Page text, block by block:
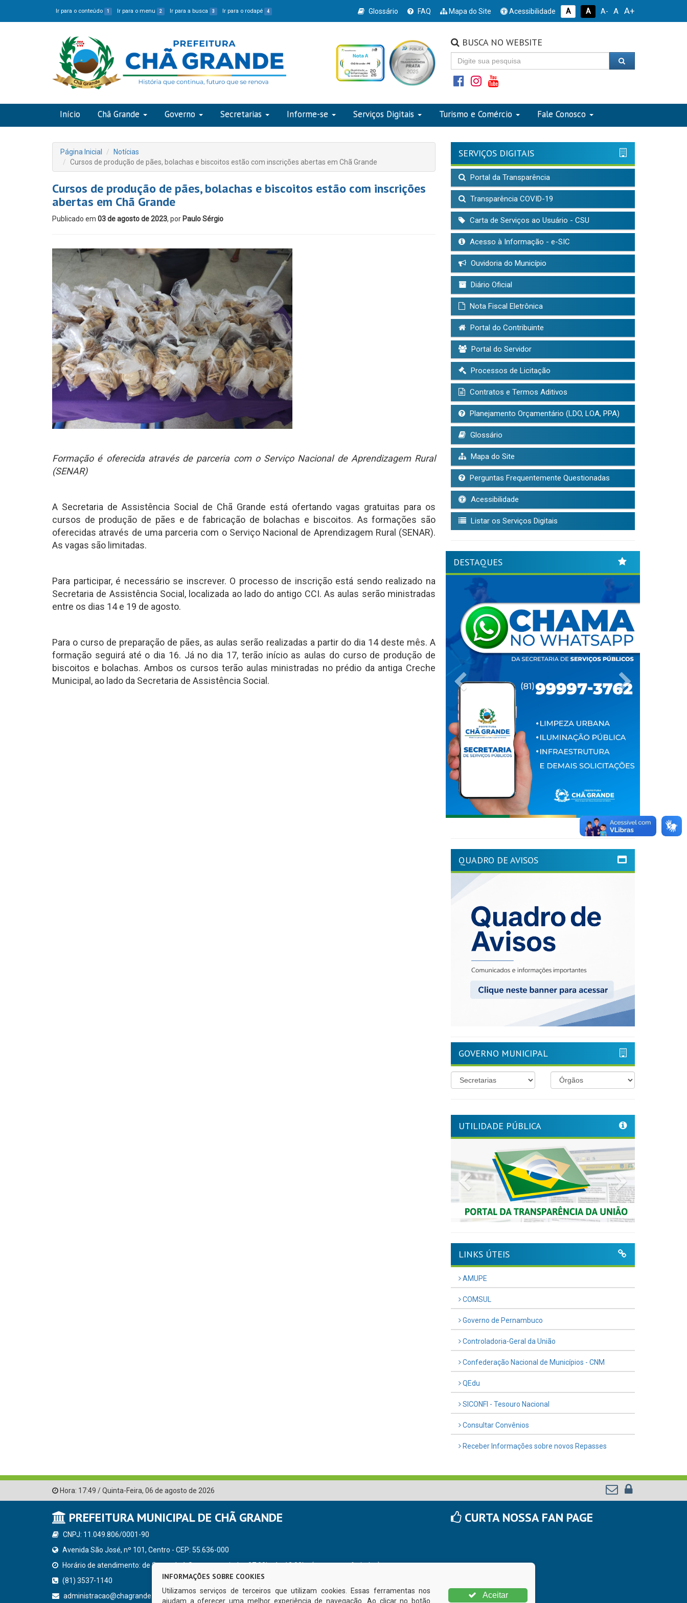
Ir para o conteúdo 1 Ir para o menu 2 Ir para a busca 3 Ir para o rodapé 4 Glossário FAQ Mapa do Site Acessibilidade A A A- A A+
BUSCA NO WEBSITE
Início Chã Grande Governo Secretarias Informe-se Serviços Digitais Turismo e Comércio Fale Conosco
Página Inicial
Notícias
Cursos de produção de pães, bolachas e biscoitos estão com inscrições abertas em Chã Grande
Cursos de produção de pães, bolachas e biscoitos estão com inscrições
abertas em Chã Grande
Publicado em 03 de agosto de 2023, por Paulo Sérgio
Formação é oferecida através de parceria com o Serviço Nacional de Aprendizagem Rural
(SENAR)
A Secretaria de Assistência Social de Chã Grande está ofertando vagas gratuitas para os
cursos de produção de pães e de fabricação de bolachas e biscoitos. As formações são
oferecidas através de uma parceria com o Serviço Nacional de Aprendizagem Rural (SENAR).
As vagas são limitadas.
Para participar, é necessário se inscrever. O processo de inscrição está sendo realizado na
Secretaria de Assistência Social, localizada ao lado do antigo CCI. As aulas serão ministradas
entre os dias 14 e 19 de agosto.
Para o curso de preparação de pães, as aulas serão realizadas a partir do dia 14 deste mês. A
formação seguirá até o dia 16. Já no dia 17, terão início as aulas do curso de produção de
biscoitos e bolachas. Ambos os cursos terão aulas ministradas no prédio da antiga Creche
Municipal, ao lado da Secretaria de Assistência Social.
SERVIÇOS DIGITAIS
Portal da Transparência
Transparência COVID-19
Carta de Serviços ao Usuário - CSU
Acesso à Informação - e-SIC
Ouvidoria do Município
Diário Oficial
Nota Fiscal Eletrônica
Portal do Contribuinte
Portal do Servidor
Processos de Licitação
Contratos e Termos Aditivos
Planejamento Orçamentário (LDO, LOA, PPA)
Glossário
Mapa do Site
Perguntas Frequentemente Questionadas
Acessibilidade
Listar os Serviços Digitais
DESTAQUES
Previous
QUADRO DE AVISOS
GOVERNO MUNICIPAL
UTILIDADE PÚBLICA
Previous
LINKS ÚTEIS
AMUPE
COMSUL
Governo de Pernambuco
Controladoria-Geral da União
Confederação Nacional de Municípios - CNM
QEdu
SICONFI - Tesouro Nacional
Consultar Convênios
Receber Informações sobre novos Repasses
Hora: 17:49 /Quinta-Feira, 06 de agosto de 2026
PREFEITURA MUNICIPAL DE CHÃ GRANDE
CNPJ: 11.049.806/0001-90
Avenida São José, nº 101, Centro - CEP: 55.636-000
Horário de atendimento: de Segunda à Sexta, a partir das 07:00hs às 13:00hs (exceto nos feriados)
(81) 3537-1140
administracao@chagrande.pe.gov.br
CURTA NOSSA FAN PAGE
INFORMAÇÕES SOBRE COOKIES
Utilizamos serviços de terceiros que utilizam cookies. Essas ferramentas nos
ajudam a oferecer uma melhor experiência de navegação. Ao clicar no botão
Aceitar